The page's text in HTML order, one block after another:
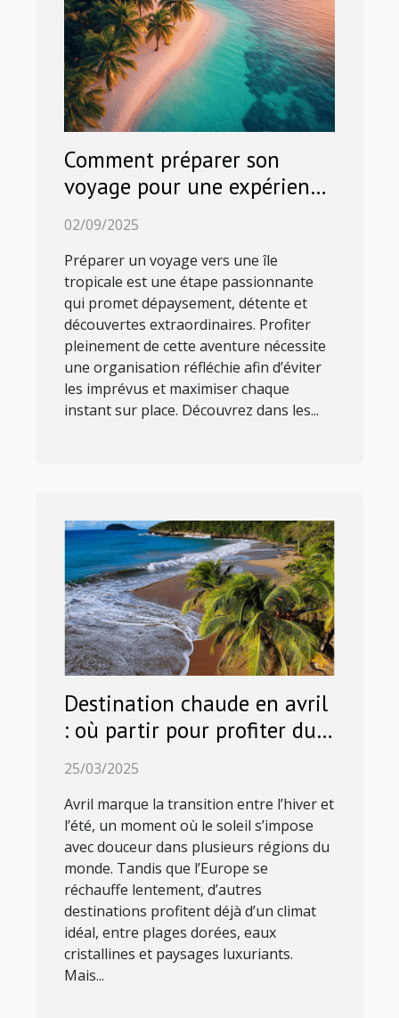
Comment préparer son
voyage pour une expérience
inoubliable en île tropicale ?
02/09/2025
Préparer un voyage vers une île
tropicale est une étape passionnante
qui promet dépaysement, détente et
découvertes extraordinaires. Profiter
pleinement de cette aventure nécessite
une organisation réfléchie afin d’éviter
les imprévus et maximiser chaque
instant sur place. Découvrez dans les...
Destination chaude en avril
: où partir pour profiter du
soleil ?
25/03/2025
Avril marque la transition entre l’hiver et
l’été, un moment où le soleil s’impose
avec douceur dans plusieurs régions du
monde. Tandis que l’Europe se
réchauffe lentement, d’autres
destinations profitent déjà d’un climat
idéal, entre plages dorées, eaux
cristallines et paysages luxuriants.
Mais...